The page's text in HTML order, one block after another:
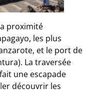
proximité
les plus
et le port de
La traversée
une escapade
découvrir les